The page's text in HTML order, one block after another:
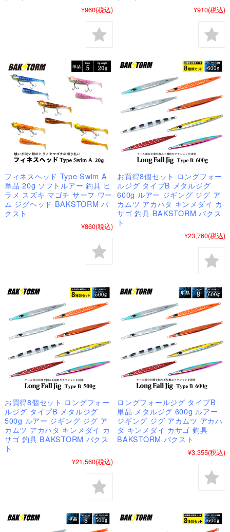
¥960(税込) ¥910(税込)
フィネスヘッド Type Swim A
単品 20g ソフトルアー 釣具 ヒ
ラメ スズキ マゴチ サーフ ワー
ム ジグヘッド BAKSTORM バ
クスト
¥860(税込)
お買得8個セット ロングフォー
ルジグ タイプB メタルジグ
600g ルアー ジギング ジグ ア
カムツ アカハタ キンメダイ カ
サゴ 釣具 BAKSTORM バクス
ト
¥23,760(税込)
お買得8個セット ロングフォー
ルジグ タイプB メタルジグ
500g ルアー ジギング ジグ ア
カムツ アカハタ キンメダイ カ
サゴ 釣具 BAKSTORM バクス
ト
¥21,560(税込)
ロングフォールジグ タイプB
単品 メタルジグ 600g ルアー
ジギング ジグ アカムツ アカハ
タ キンメダイ カサゴ 釣具
BAKSTORM バクスト
¥3,355(税込)